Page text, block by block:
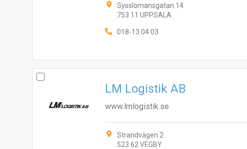
Sysslomansgatan 14
753 11 UPPSALA
018-13 04 03
LM Logistik AB
www.lmlogistik.se
Strandvägen 2
523 62 VEGBY